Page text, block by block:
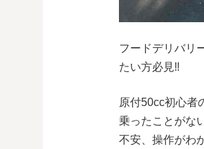
フードデリバリ
たい方必見‼︎
原付50cc初心者
乗ったことがな
不安、操作がわ